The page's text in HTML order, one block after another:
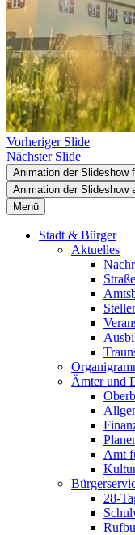
Vorheriger Slide
Nächster Slide
Animation der Slideshow
Animation der Slideshow
Menü
Stadt & Bürger
Aktuelles
Ämter und
Amt
28-